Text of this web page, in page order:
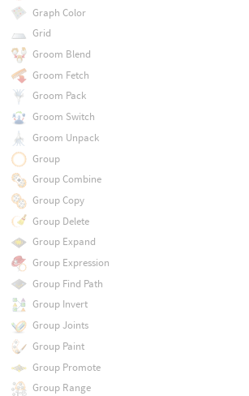
Graph Color
Grid
Groom Blend
Groom Fetch
Groom Pack
Groom Switch
Groom Unpack
Group
Group Combine
Group Copy
Group Delete
Group Expand
Group Expression
Group Find Path
Group Invert
Group Joints
Group Paint
Group Promote
Group Range